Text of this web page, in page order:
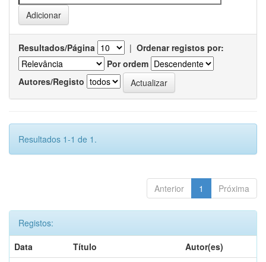
Resultados/Página | Ordenar registos por:
Por ordem
Autores/Registo
Resultados 1-1 de 1.
Anterior 1 Próxima
Registos:
Data
Título
Autor(es)